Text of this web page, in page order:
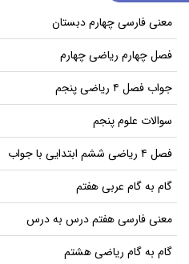
معنی فارسی چهارم دبستان
فصل چهارم ریاضی چهارم
جواب فصل ۴ ریاضی پنجم
سوالات علوم پنجم
فصل ۴ ریاضی ششم ابتدایی با جواب
گام به گام عربی هفتم
معنی فارسی هفتم درس به درس
گام به گام ریاضی هشتم